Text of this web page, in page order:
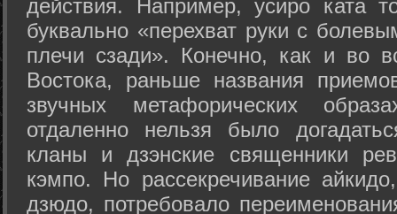
действия. Например, усиро ката
буквально «перехват руки с
плечи сзади». Конечно, как и во
Востока, раньше названия
звучных метафорических
отдаленно нельзя было
кланы и дзэнские священники
кэмпо. Но рассекречивание
дзюдо, потребовало